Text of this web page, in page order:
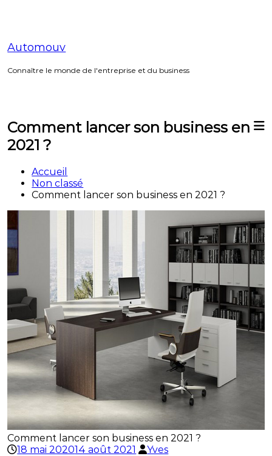
Automouv
Connaître le monde de l'entreprise et du business
Comment lancer son business en
2021 ?
Accueil
Non classé
Comment lancer son business en 2021 ?
Comment lancer son business en 2021 ?
18 mai 202014 août 2021
Yves